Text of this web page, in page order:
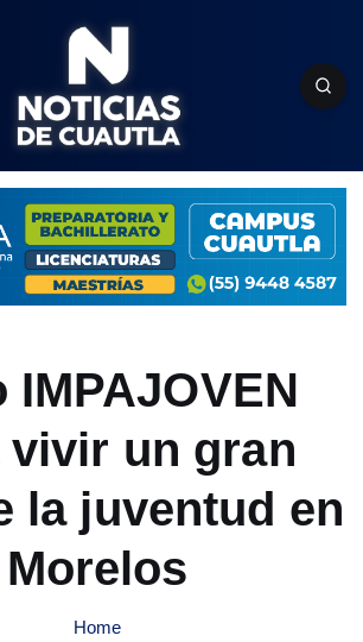
IMPAJOVEN
vivir un gran
la juventud en
Morelos
Home